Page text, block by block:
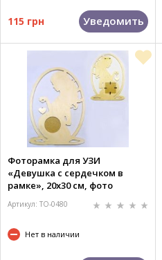
115 грн Уведомить
Фоторамка для УЗИ
«Девушка с сердечком в
рамке», 20x30 см, фото
Артикул: TO-0480
Нет в наличии